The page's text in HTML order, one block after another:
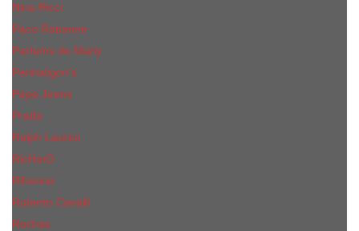
Nina Ricci
Paco Rabanne
Parfums de Marly
Penhaligon's
Pepe Jeans
Prada
Ralph Lauren
RicHarD
Rihanna
Roberto Cavalli
Rochas